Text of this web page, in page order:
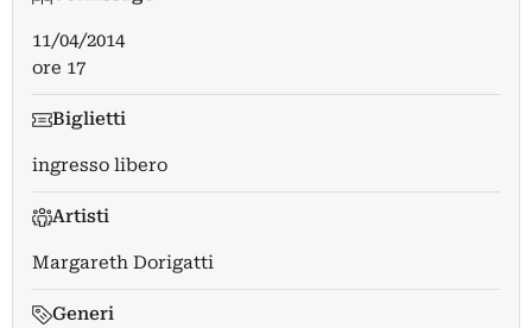
11/04/2014
ore 17
Biglietti
ingresso libero
Artisti
Margareth Dorigatti
Generi